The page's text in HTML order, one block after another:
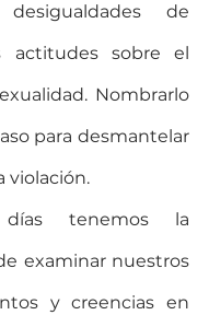
desigualdades de
actitudes sobre el
Nombrarlo
para desmantelar
violación.
tenemos la
examinar nuestros
y creencias en